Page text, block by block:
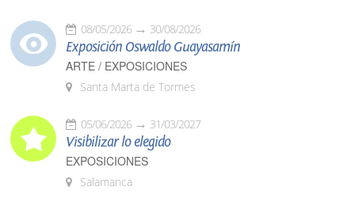
08/05/2026 30/08/2026
Exposición Oswaldo Guayasamín
ARTE / EXPOSICIONES
Santa Marta de Tormes
05/06/2026 31/03/2027
Visibilizar lo elegido
EXPOSICIONES
Salamanca